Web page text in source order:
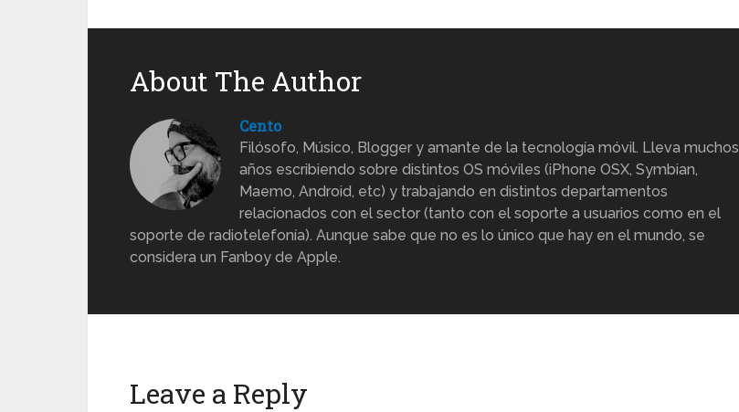
About The Author
Cento
Filósofo, Músico, Blogger y amante de la tecnología móvil. Lleva muchos
años escribiendo sobre distintos OS móviles (iPhone OSX, Symbian,
Maemo, Android, etc) y trabajando en distintos departamentos
relacionados con el sector (tanto con el soporte a usuarios como en el
soporte de radiotelefonía). Aunque sabe que no es lo único que hay en el mundo, se
considera un Fanboy de Apple.
Leave a Reply